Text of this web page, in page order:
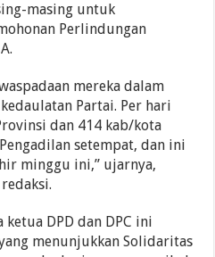
masing untuk
Perlindungan
mereka dalam
Partai. Per hari
dan 414 kab/kota
setempat, dan ini
minggu ini,” ujarnya,
DPD dan DPC ini
menunjukkan Solidaritas